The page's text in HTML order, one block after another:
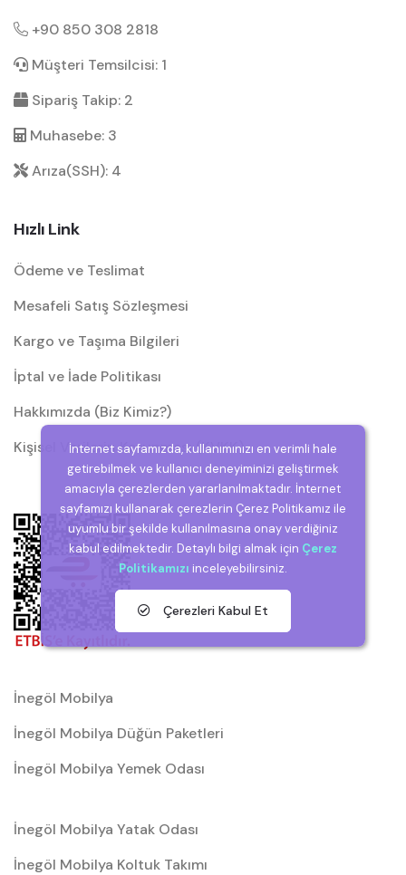
+90 850 308 2818
Müşteri Temsilcisi: 1
Sipariş Takip: 2
Muhasebe: 3
Arıza(SSH): 4
Hızlı Link
Ödeme ve Teslimat
Mesafeli Satış Sözleşmesi
Kargo ve Taşıma Bilgileri
İptal ve İade Politikası
Hakkımızda (Biz Kimiz?)
Kişisel Verilerin Korunması (KVKK)
İnegöl Mobilya
İnegöl Mobilya Düğün Paketleri
İnegöl Mobilya Yemek Odası
İnegöl Mobilya Yatak Odası
İnegöl Mobilya Koltuk Takımı
İnternet sayfamızda, kullanımınızı en verimli hale
getirebilmek ve kullanıcı deneyiminizi geliştirmek
amacıyla çerezlerden yararlanılmaktadır. İnternet
sayfamızı kullanarak çerezlerin Çerez Politikamız ile
uyumlu bir şekilde kullanılmasına onay verdiğiniz
kabul edilmektedir. Detaylı bilgi almak için Çerez
Politikamızı inceleyebilirsiniz.
Çerezleri Kabul Et